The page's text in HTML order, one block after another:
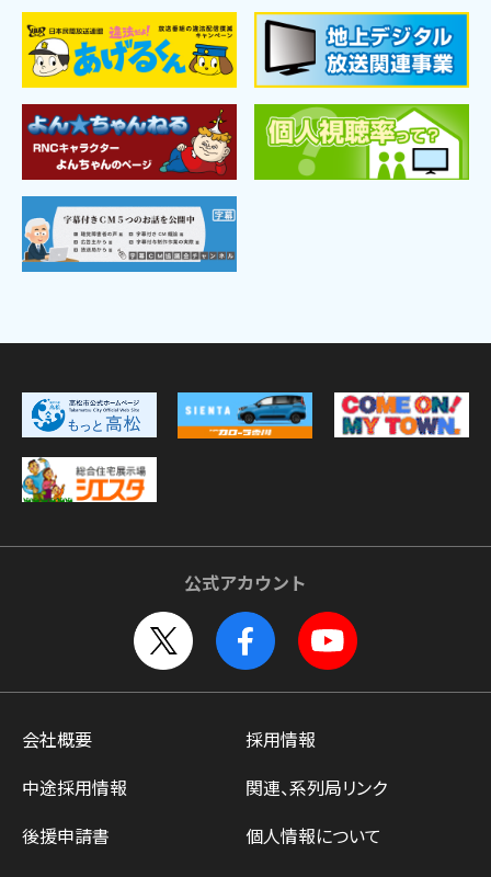
公式アカウント
会社概要
採用情報
中途採用情報
関連、系列局リンク
後援申請書
個人情報について